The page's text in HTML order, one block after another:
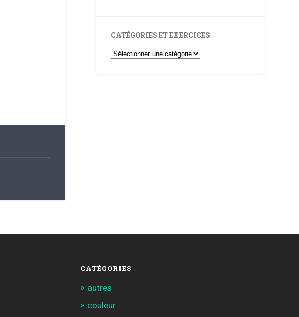
CATÉGORIES ET EXERCICES
Catégories
et
CATÉGORIES
autres
couleur